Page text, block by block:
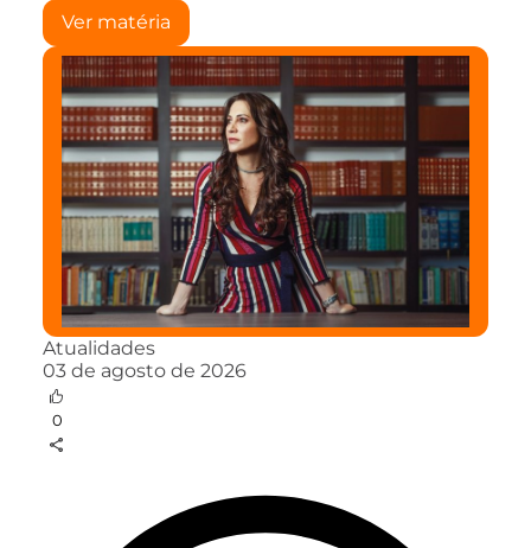
Ver matéria
Atualidades
03 de agosto de 2026
0